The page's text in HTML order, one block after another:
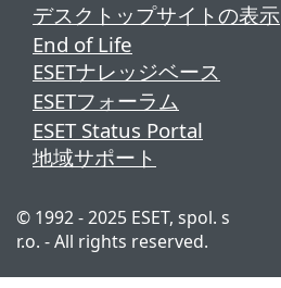
デスクトップサイトの表示
End of Life
ESETナレッジベース
ESETフォーラム
ESET Status Portal
地域サポート
© 1992 - 2025 ESET, spol. s
r.o. - All rights reserved.